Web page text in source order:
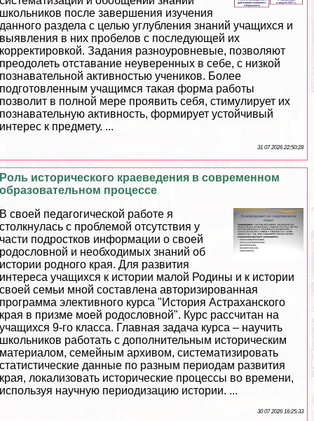
школьников после завершения изучения
данного раздела с целью углубления знаний учащихся и
выявления в них пробелов с последующей их
корректировкой. Задания разноуровневые, позволяют
преодолеть отставание неуверенных в себе, с низкой
познавательной активностью учеников. Более
подготовленным учащимся такая форма работы
позволит в полной мере проявить себя, стимулирует их
познавательную активность, формирует устойчивый
интерес к предмету. ...
31 07 2026 22:50:28
Роль исторического краеведения в современном
образовательном процессе
В своей педагогической работе я
столкнулась с проблемой отсутствия у
части подростков информации о своей
родословной и необходимых знаний об
истории родного края. Для развития
интереса учащихся к истории малой Родины и к истории
своей семьи мной составлена авторизированная
программа элективного курса "История Астpaxaнского
края в призме моей родословной". Курс рассчитан на
учащихся 9-го класса. Главная задача курса – научить
школьников работать с дополнительным историческим
материалом, семейным архивом, систематизировать
статистические данные по разным периодам развития
края, локализовать исторические процессы во времени,
используя научную периодизацию истории. ...
30 07 2026 16:25:33